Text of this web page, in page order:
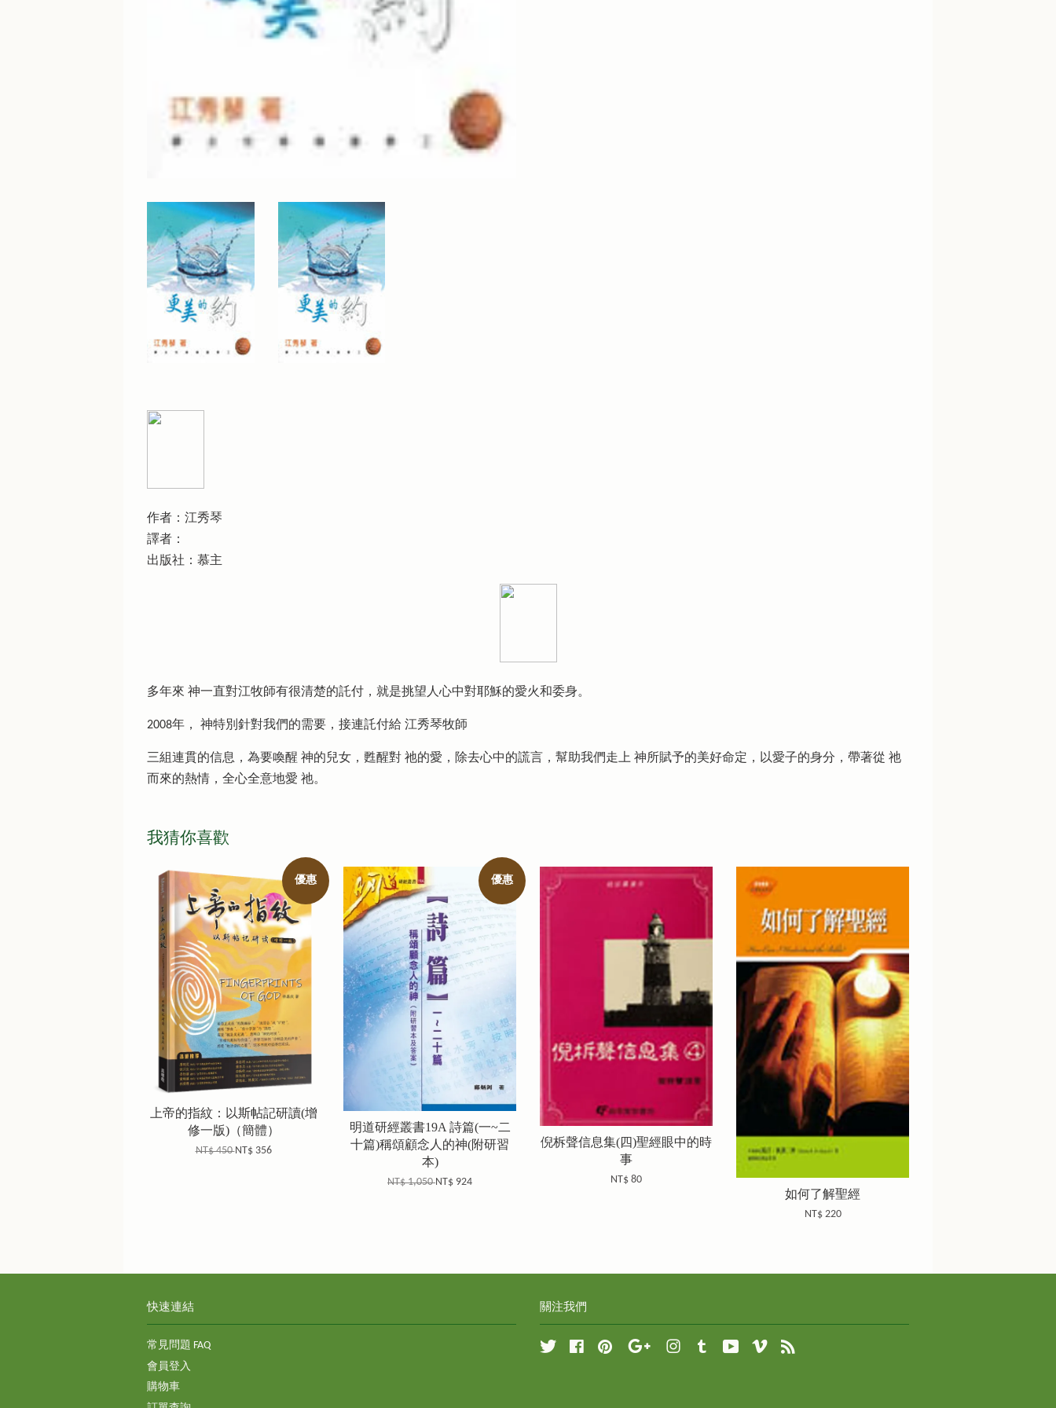
作者：江秀琴
譯者：
出版社：慕主
多年來 神一直對江牧師有很清楚的託付，就是挑望人心中對耶穌的愛火和委身。
2008年， 神特別針對我們的需要，接連託付給 江秀琴牧師
三組連貫的信息，為要喚醒 神的兒女，甦醒對 祂的愛，除去心中的謊言，幫助我們走上 神所賦予的美好命定，以愛子的身分，帶著從 祂
而來的熱情，全心全意地愛 祂。
我猜你喜歡
優惠
上帝的指紋：以斯帖記研讀(增
修一版)（簡體）
NT$ 450NT$ 356
優惠
明道研經叢書19A 詩篇(一~二
十篇)稱頌顧念人的神(附研習
本)
NT$ 1,050NT$ 924
倪柝聲信息集(四)聖經眼中的時
事
NT$ 80
如何了解聖經
NT$ 220
快速連結
常見問題 FAQ
會員登入
購物車
關注我們
Twitter FacebookPinterest Google InstagramTumblr YouTubeVimeo